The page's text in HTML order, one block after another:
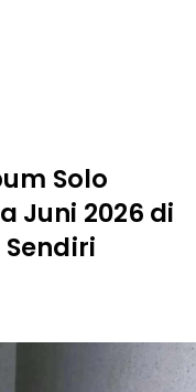
Solo
Juni 2026 di